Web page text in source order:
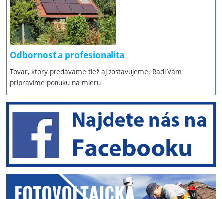
Odbornosť a profesionalita
Tovar, ktorý predávame tiež aj zostavujeme. Radi Vám
pripravíme ponuku na mieru